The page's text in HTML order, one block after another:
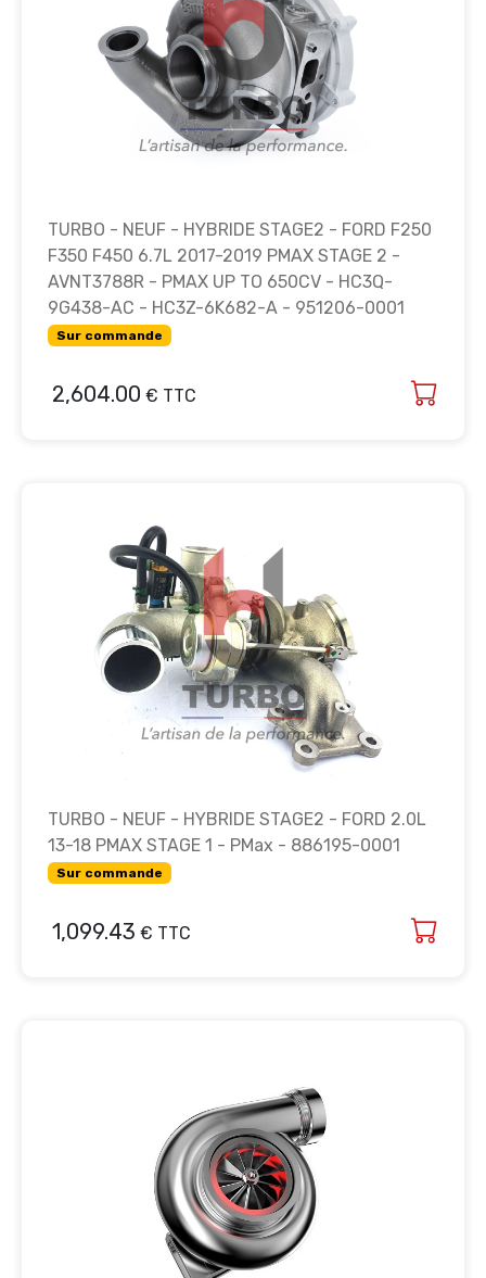
TURBO - NEUF - HYBRIDE STAGE2 - FORD F250
F350 F450 6.7L 2017-2019 PMAX STAGE 2 -
AVNT3788R - PMAX UP TO 650CV - HC3Q-
9G438-AC - HC3Z-6K682-A - 951206-0001
Sur commande
2,604.00 € TTC
TURBO - NEUF - HYBRIDE STAGE2 - FORD 2.0L
13-18 PMAX STAGE 1 - PMax - 886195-0001
Sur commande
1,099.43 € TTC